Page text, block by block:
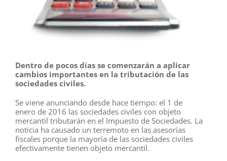
Dentro de pocos días se comenzarán a aplicar
cambios importantes en la tributación de las
sociedades civiles.
Se viene anunciando desde hace tiempo: el 1 de
enero de 2016 las sociedades civiles con objeto
mercantil tributarán en el Impuesto de Sociedades. La
noticia ha causado un terremoto en las asesorías
fiscales porque la mayoría de las sociedades civiles
efectivamente tienen objeto mercantil.